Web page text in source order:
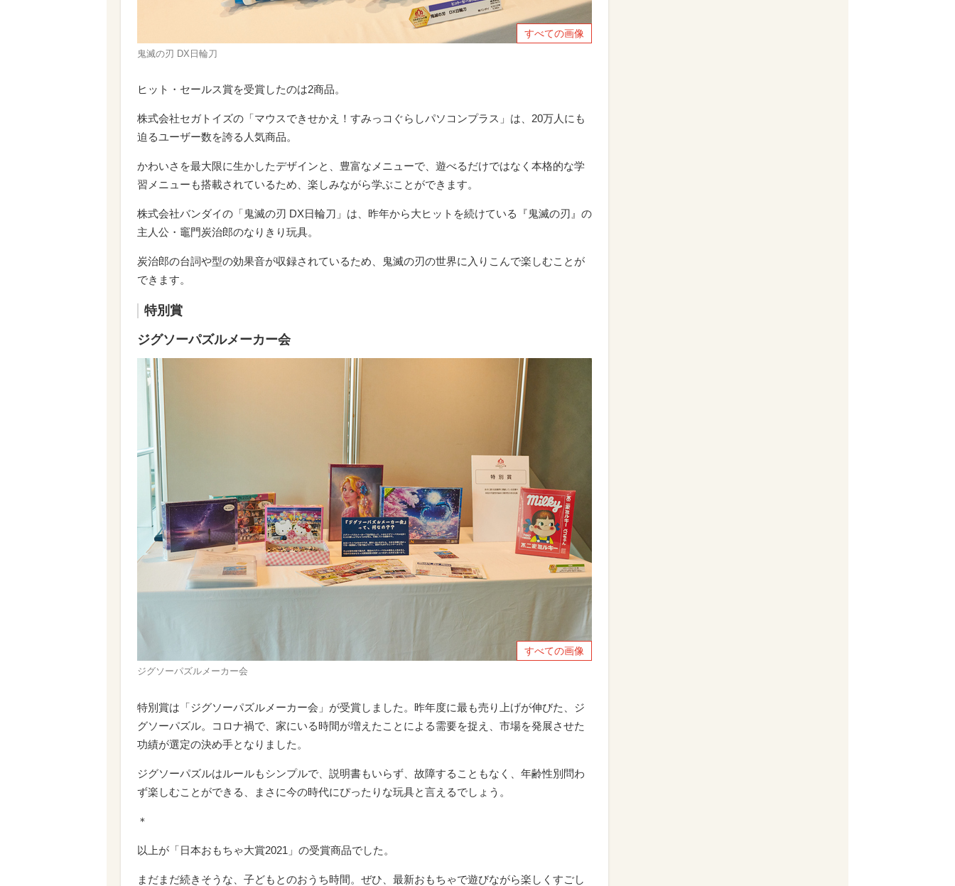
すべての画像
鬼滅の刃 DX日輪刀
ヒット・セールス賞を受賞したのは2商品。
株式会社セガトイズの「マウスできせかえ！すみっコぐらしパソコンプラス」は、20万人にも
迫るユーザー数を誇る人気商品。
かわいさを最大限に生かしたデザインと、豊富なメニューで、遊べるだけではなく本格的な学
習メニューも搭載されているため、楽しみながら学ぶことができます。
株式会社バンダイの「鬼滅の刃 DX日輪刀」は、昨年から大ヒットを続けている『鬼滅の刃』の
主人公・竈門炭治郎のなりきり玩具。
炭治郎の台詞や型の効果音が収録されているため、鬼滅の刃の世界に入りこんで楽しむことが
できます。
特別賞
ジグソーパズルメーカー会
すべての画像
ジグソーパズルメーカー会
特別賞は「ジグソーパズルメーカー会」が受賞しました。昨年度に最も売り上げが伸びた、ジ
グソーパズル。コロナ禍で、家にいる時間が増えたことによる需要を捉え、市場を発展させた
功績が選定の決め手となりました。
ジグソーパズルはルールもシンプルで、説明書もいらず、故障することもなく、年齢性別問わ
ず楽しむことができる、まさに今の時代にぴったりな玩具と言えるでしょう。
＊
以上が「日本おもちゃ大賞2021」の受賞商品でした。
まだまだ続きそうな、子どもとのおうち時間。ぜひ、最新おもちゃで遊びながら楽しくすごし